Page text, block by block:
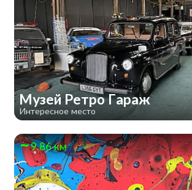
Музей Ретро Гараж
Интересное место
9.86 км